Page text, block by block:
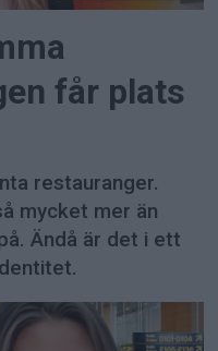
får plats
restauranger.
mycket mer än
Ändå är det i ett